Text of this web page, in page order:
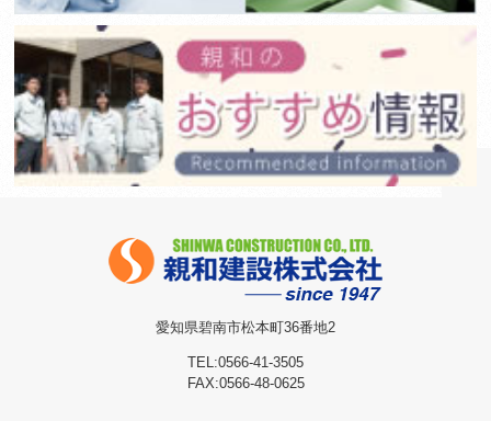
愛知県碧南市松本町36番地2
TEL:0566-41-3505
FAX:0566-48-0625